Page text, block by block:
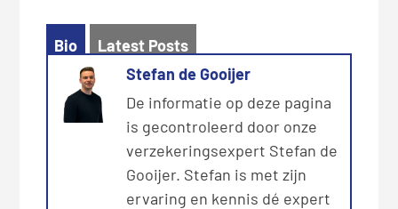
Bio
Latest Posts
Stefan de Gooijer
De informatie op deze pagina
is gecontroleerd door onze
verzekeringsexpert Stefan de
Gooijer. Stefan is met zijn
ervaring en kennis dé expert